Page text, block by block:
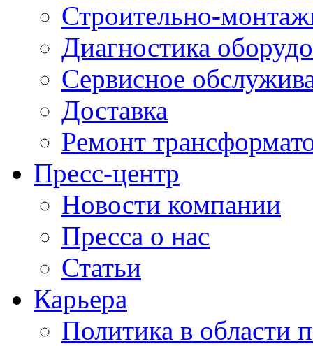
Строительно-
Диагностика
Сервисное
Доставка
Ремонт
Пресс-центр
Новости компании
Пресса о нас
Статьи
Карьера
Политика в области